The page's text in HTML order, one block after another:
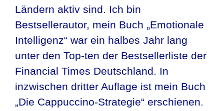
Ländern aktiv sind. Ich bin
Bestsellerautor, mein Buch „Emotionale
Intelligenz“ war ein halbes Jahr lang
unter den Top-ten der Bestsellerliste der
Financial Times Deutschland. In
inzwischen dritter Auflage ist mein Buch
„Die Cappuccino-Strategie“ erschienen.